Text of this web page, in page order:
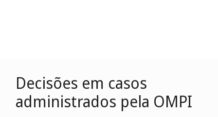
Decisões em casos
administrados pela OMPI